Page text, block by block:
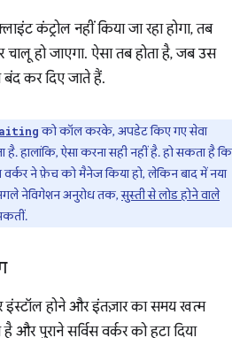
कंट्रोल नहीं किया जा रहा होगा, तब
चालू हो जाएगा. ऐसा तब होता है, जब उस
कर दिए जाते हैं.
को कॉल करके, अपडेट किए गए सेवा
हालांकि, ऐसा करना सही नहीं है. हो सकता है कि
वर्कर ने फ़ेच को मैनेज किया हो, लेकिन बाद में नया
नेविगेशन अनुरोध तक,सुस्ती से लोड होने वाले
इंस्टॉल होने और इंतज़ार का समय खत्म
और पुराने सर्विस वर्कर को हटा दिया